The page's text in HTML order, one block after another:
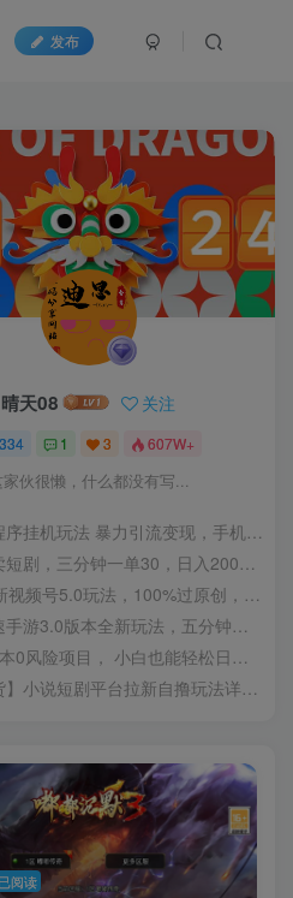
发布
晴天08 关注
334 1 3 607W+
家伙很懒，什么都没有写...
法 暴力引流变现，手机操作日入900+，操作简单，当天见收益
钟一单30，日入2000＋，一部手机操作即可（附全网短剧资源）
号5.0玩法，100%过原创，小白轻松月入5位数
全新玩法，五分钟单个视频600+，变现简单，日入1500+，来就搞钱！
险项目， 小白也能轻松日入1000+简单易上手
说短剧平台拉新自撸玩法详解-单人轻松日入500+
阅读